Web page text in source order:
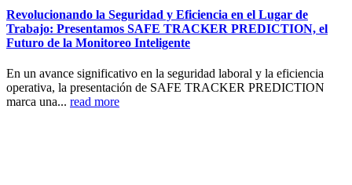
Revolucionando la Seguridad y Eficiencia en el Lugar de
Trabajo: Presentamos SAFE TRACKER PREDICTION, el
Futuro de la Monitoreo Inteligente
En un avance significativo en la seguridad laboral y la eficiencia
operativa, la presentación de SAFE TRACKER PREDICTION
marca una... read more